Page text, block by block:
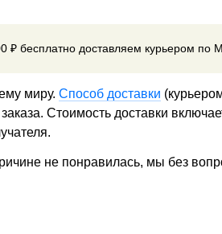
₽ бесплатно доставляем курьером по
миру. Способ доставки
Стоимость доставки
не понравилась, мы без